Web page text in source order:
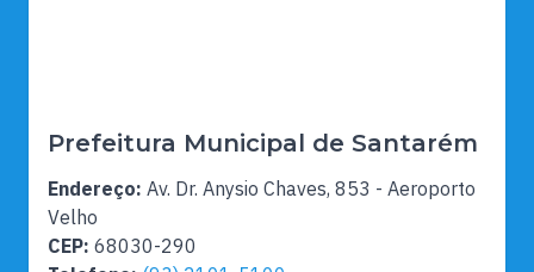
Prefeitura Municipal de Santarém
Endereço: Av. Dr. Anysio Chaves, 853 - Aeroporto
Velho
CEP: 68030-290